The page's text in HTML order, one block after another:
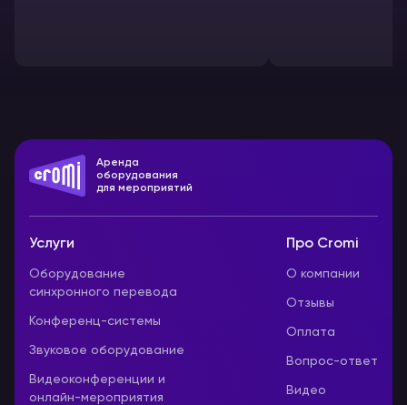
Аренда
оборудования
для мероприятий
Услуги
Оборудование
синхронного перевода
Конференц-системы
Звуковое оборудование
Видеоконференции и
онлайн-мероприятия
Про Cromi
О компании
Отзывы
Оплата
Вопрос-ответ
Видео